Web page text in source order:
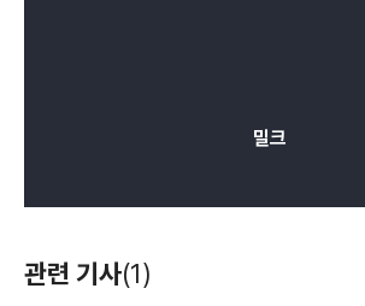
밀크
관련 기사(1)